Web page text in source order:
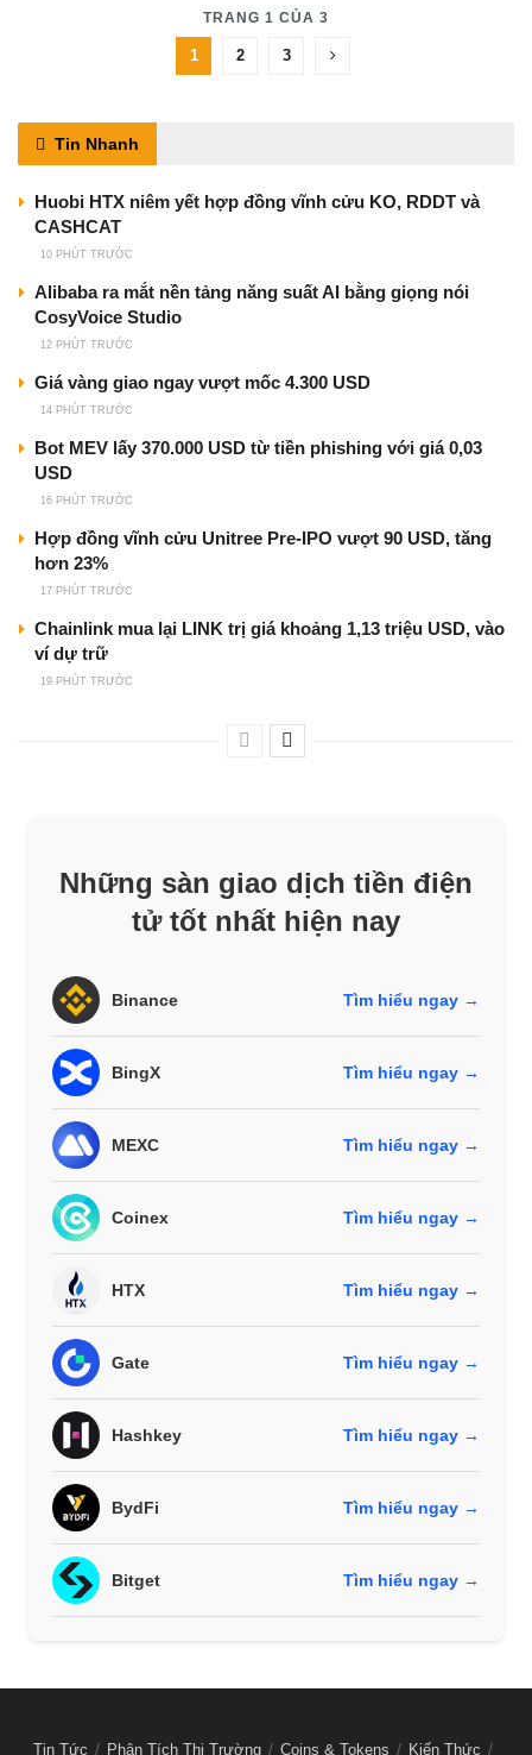
TRANG 1 CỦA 3
1 2 3
Tin Nhanh
Huobi HTX niêm yết hợp đồng vĩnh cửu KO, RDDT và
CASHCAT
10 PHÚT TRƯỚC
Alibaba ra mắt nền tảng năng suất AI bằng giọng nói
CosyVoice Studio
12 PHÚT TRƯỚC
Giá vàng giao ngay vượt mốc 4.300 USD
14 PHÚT TRƯỚC
Bot MEV lấy 370.000 USD từ tiền phishing với giá 0,03
USD
16 PHÚT TRƯỚC
Hợp đồng vĩnh cửu Unitree Pre-IPO vượt 90 USD, tăng
hơn 23%
17 PHÚT TRƯỚC
Chainlink mua lại LINK trị giá khoảng 1,13 triệu USD, vào
ví dự trữ
19 PHÚT TRƯỚC
Những sàn giao dịch tiền điện
tử tốt nhất hiện nay
Binance Tìm hiểu ngay →
BingX Tìm hiểu ngay →
MEXC Tìm hiểu ngay →
Coinex Tìm hiểu ngay →
HTX Tìm hiểu ngay →
Gate Tìm hiểu ngay →
Hashkey Tìm hiểu ngay →
BydFi Tìm hiểu ngay →
Bitget Tìm hiểu ngay →
Tin Tức Phân Tích Thị Trường Coins & Tokens Kiến Thức